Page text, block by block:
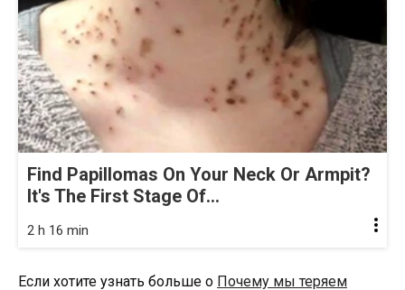
Find Papillomas On Your Neck Or Armpit?
It's The First Stage Of...
2 h 16 min
Если хотите узнать больше о Почему мы теряем